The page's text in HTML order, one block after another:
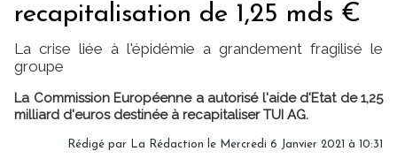
recapitalisation de 1,25 mds €
La crise liée à l'épidémie a grandement fragilisé le
groupe
La Commission Européenne a autorisé l'aide d'Etat de 1,25
milliard d'euros destinée à recapitaliser TUI AG.
Rédigé par La Rédaction le Mercredi 6 Janvier 2021 à 10:31